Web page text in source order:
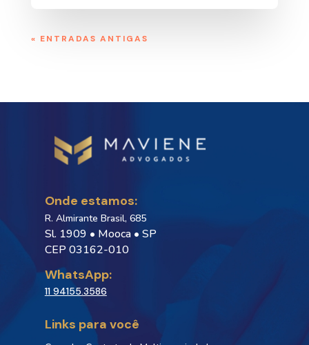
« ENTRADAS ANTIGAS
Onde estamos:
R. Almirante Brasil, 685
Sl. 1909 • Mooca • SP
CEP 03162-010
WhatsApp:
11 94155.3586
Links para você